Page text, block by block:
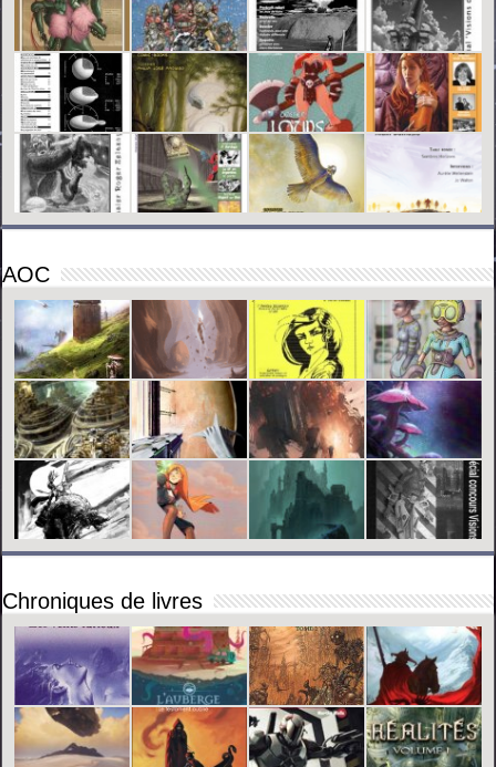
AOC
Chroniques de livres